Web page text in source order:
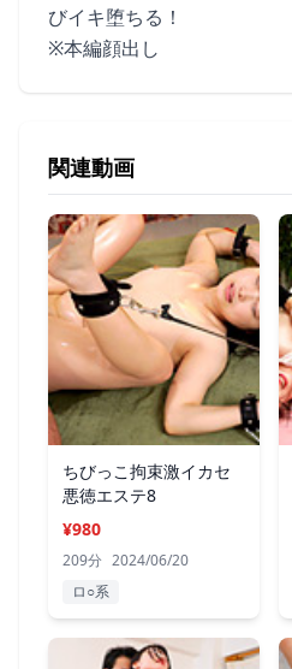
びイキ堕ちる！
※本編顔出し
関連動画
ちびっこ拘束激イカセ
悪徳エステ8
¥980
209分 2024/06/20
ロ○系